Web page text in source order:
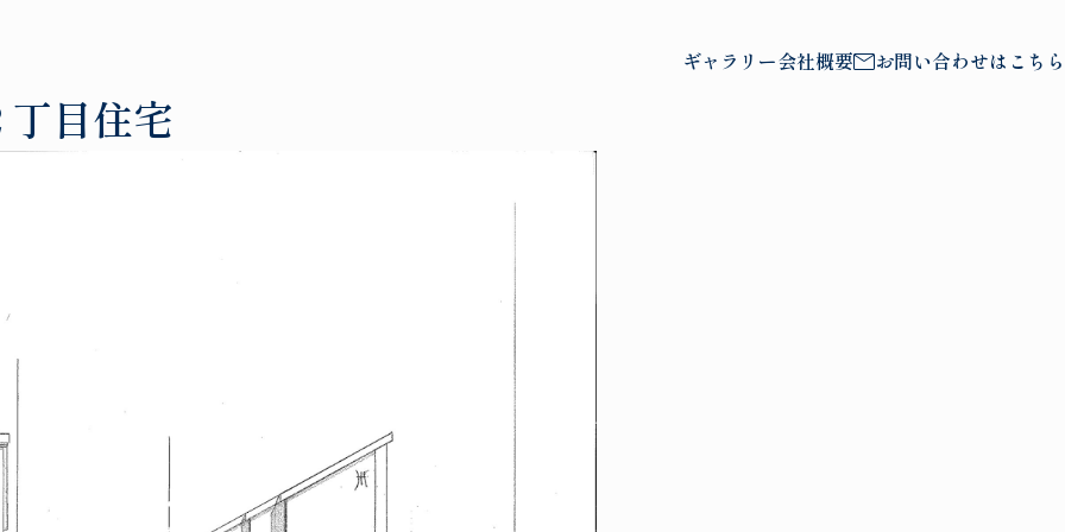
ギャラリー会社概要 お問い合わせはこちら
目住宅